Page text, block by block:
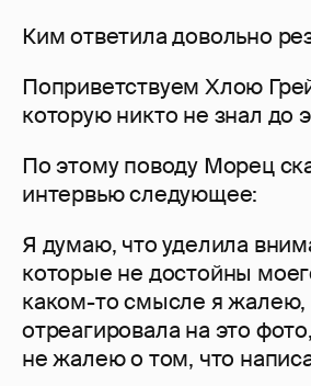
Ким ответила довольно
Поприветствуем Хлою
которую никто не знал до
По этому поводу Морец
интервью следующее:
Я думаю, что уделила
которые не достойны
каком-то смысле я жалею,
отреагировала на это
не жалею о том, что